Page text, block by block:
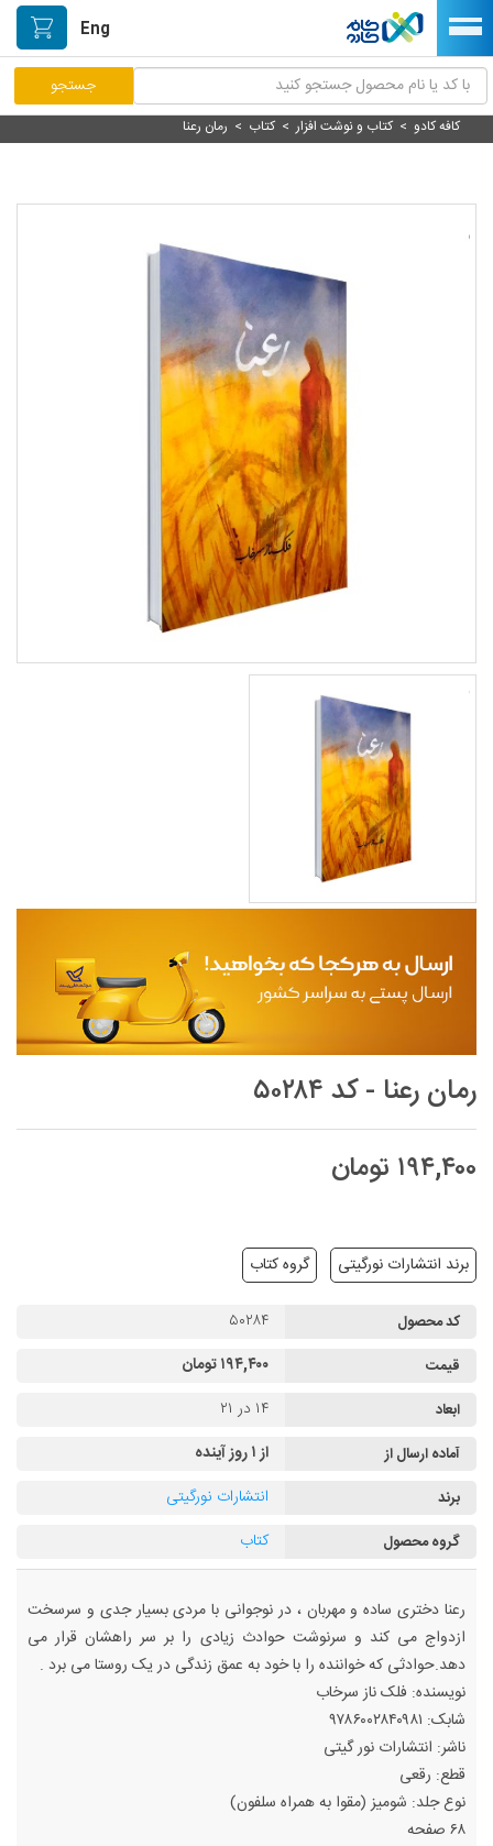
Eng
مرکز پاسخگویی مشتریان
دسته بندی محصولات
خیابان هنر/بازار دستآفریده ها
حمایت از تولیدکنندگان
محصولات تازه رسیده
ورود به پنل تامین کنندگان
سوالات متداول
کافه کادو > کتاب و نوشت افزار> کتاب > رمان رعنا
رمان رعنا - کد ۵۰۲۸۴
۱۹۴,۴۰۰ تومان
برند انتشارات نورگیتی گروه کتاب
کد محصول ۵۰۲۸۴
قیمت ۱۹۴,۴۰۰ تومان
ابعاد ۱۴ در ۲۱
آماده ارسال از از ۱ روز آینده
برند انتشارات نورگیتی
گروه محصول کتاب
رعنا دختری ساده و مهربان ، در نوجوانی با مردی بسیار جدی و سرسخت
ازدواج می کند و سرنوشت حوادث زیادی را بر سر راهشان قرار می
دهد.حوادثی که خواننده را با خود به عمق زندگی در یک روستا می برد .
نویسنده: فلک ناز سرخاب
شابک: ۹۷۸۶۰۰۲۸۴۰۹۸۱
ناشر: انتشارات نور گیتی
قطع: رقعی
نوع جلد: شومیز (مقوا به همراه سلفون)
۶۸ صفحه